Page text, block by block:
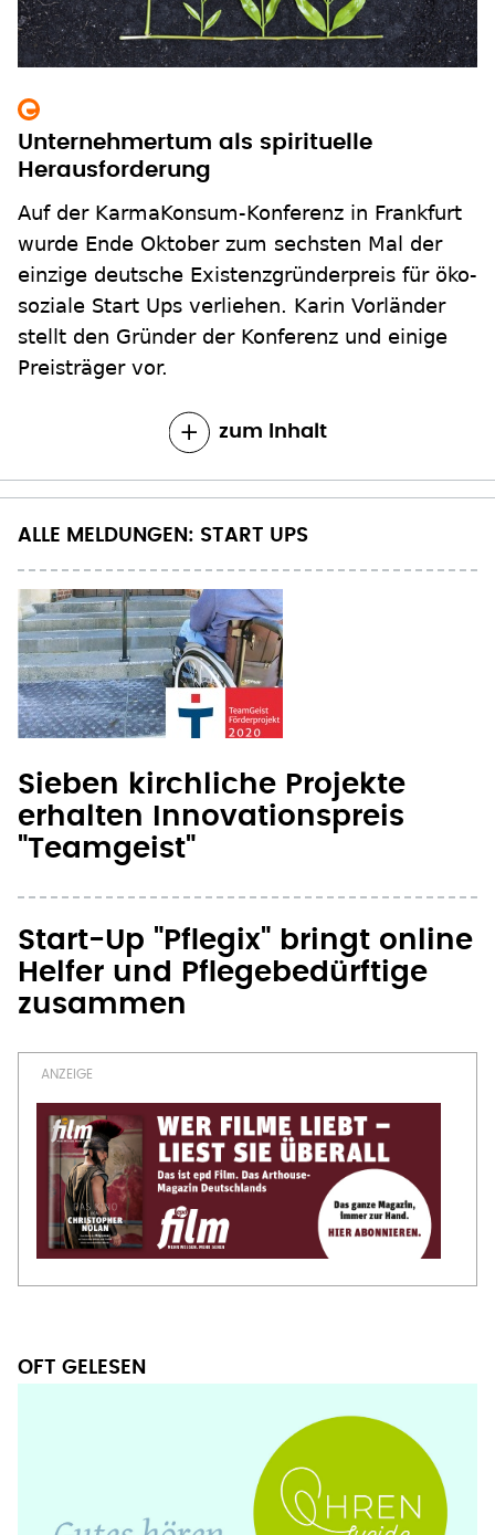
Unternehmertum als spirituelle
Herausforderung
Auf der KarmaKonsum-Konferenz in Frankfurt
wurde Ende Oktober zum sechsten Mal der
einzige deutsche Existenzgründerpreis für öko-
soziale Start Ups verliehen. Karin Vorländer
stellt den Gründer der Konferenz und einige
Preisträger vor.
zum Inhalt
ALLE MELDUNGEN: START UPS
Sieben kirchliche Projekte
erhalten Innovationspreis
"Teamgeist"
Start-Up "Pflegix" bringt online
Helfer und Pflegebedürftige
zusammen